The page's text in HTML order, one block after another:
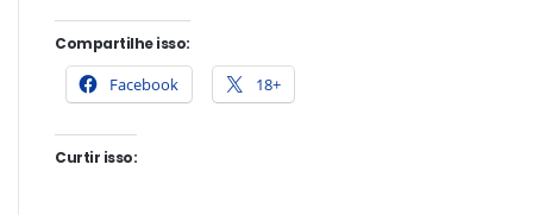
Compartilhe isso:
Facebook 18+
Curtir isso: